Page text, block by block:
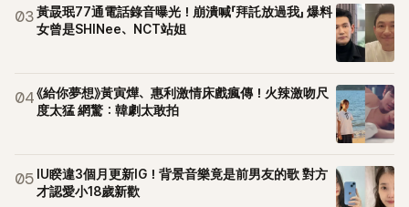
03黃晸珉77通電話錄音曝光！崩潰喊「拜託放過我」 爆料
女曾是SHINee、NCT站姐
04《給你夢想》黃寅燁、惠利激情床戲瘋傳！火辣激吻尺
度太猛 網驚：韓劇太敢拍
05 IU睽違3個月更新IG！背景音樂竟是前男友的歌 對方
才認愛小18歲新歡